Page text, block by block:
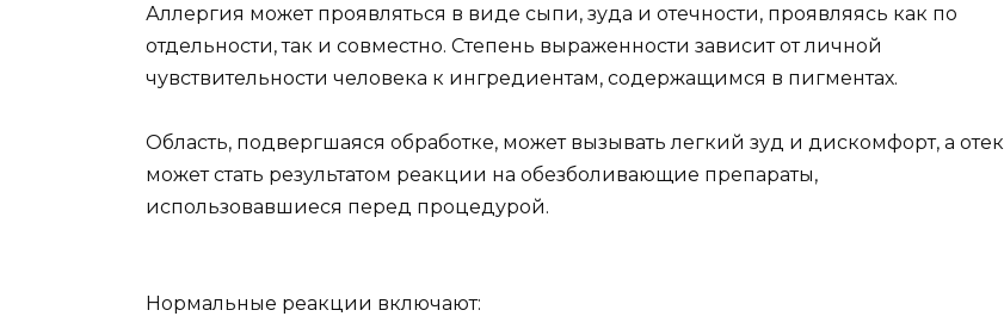
Аллергия может проявляться в виде сыпи, зуда и отечности, проявляясь как по
отдельности, так и совместно. Степень выраженности зависит от личной
чувствительности человека к ингредиентам, содержащимся в пигментах.
Область, подвергшаяся обработке, может вызывать легкий зуд и дискомфорт, а отек
может стать результатом реакции на обезболивающие препараты,
использовавшиеся перед процедурой.
Нормальные реакции включают: